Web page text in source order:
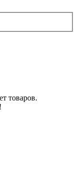
товаров.